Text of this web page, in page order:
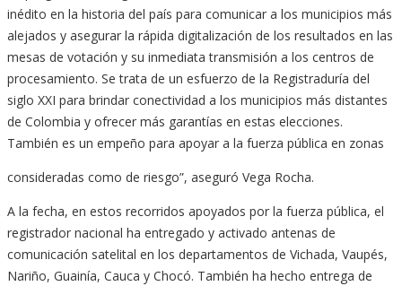
inédito en la historia del país para comunicar a los municipios más
alejados y asegurar la rápida digitalización de los resultados en las
mesas de votación y su inmediata transmisión a los centros de
procesamiento. Se trata de un esfuerzo de la Registraduría del
siglo XXI para brindar conectividad a los municipios más distantes
de Colombia y ofrecer más garantías en estas elecciones.
También es un empeño para apoyar a la fuerza pública en zonas
consideradas como de riesgo”, aseguró Vega Rocha.
A la fecha, en estos recorridos apoyados por la fuerza pública, el
registrador nacional ha entregado y activado antenas de
comunicación satelital en los departamentos de Vichada, Vaupés,
Nariño, Guainía, Cauca y Chocó. También ha hecho entrega de